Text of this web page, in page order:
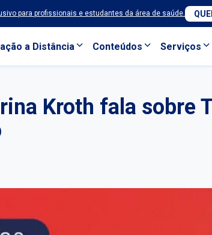
para profissionais e estudantes da área de saúde.
a Distância Conteúdos Serviços
Kroth fala sobre